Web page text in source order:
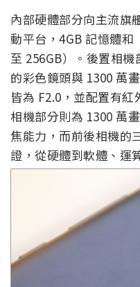
內部硬體部分向主流旗
動平台，4GB 記憶體
至 256GB）。後置相
的彩色鏡頭與 1300 萬
皆為 F2.0，並配置有
相機部分則為 1300 萬
焦能力，而前後相機的
證，從硬體到軟體、運